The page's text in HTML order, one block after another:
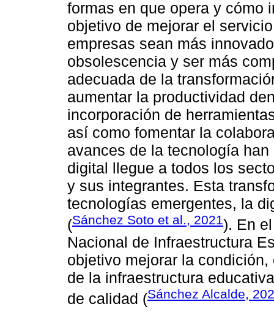
formas en que opera y cómo
objetivo de mejorar el
empresas sean más
obsolescencia y ser más
adecuada de la
aumentar la productividad
incorporación de
así como fomentar la
avances de la tecnología
digital llegue a todos los
y sus integrantes. Esta
tecnologías emergentes, la
(Sánchez Soto et al., 2021). En
Nacional de Infraestructura
objetivo mejorar la
de la infraestructura
de calidad (Sánchez Alcalde,